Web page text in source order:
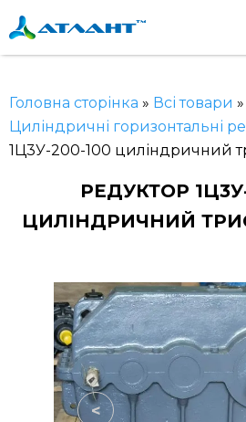
Головна сторінка » Всі товари »
Циліндричні горизонтальні
1Ц3У-200-100 циліндричний
РЕДУКТОР
ЦИЛІНДРИЧНИЙ
<